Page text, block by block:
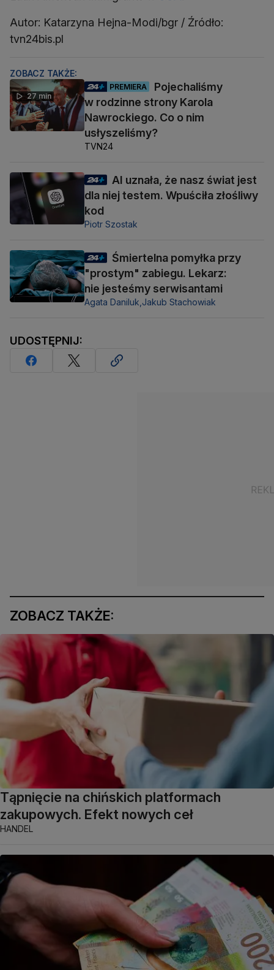
Autor: Katarzyna Hejna-Modi/bgr / Źródło:
tvn24bis.pl
ZOBACZ TAKŻE:
27 min
PREMIERA
Pojechaliśmy
w rodzinne strony Karola
Nawrockiego. Co o nim
usłyszeliśmy?
TVN24
AI uznała, że nasz świat jest
dla niej testem. Wpuściła złośliwy
kod
Piotr Szostak
Śmiertelna pomyłka przy
"prostym" zabiegu. Lekarz:
nie jesteśmy serwisantami
Agata Daniluk,Jakub Stachowiak
UDOSTĘPNIJ:
ZOBACZ TAKŻE:
Tąpnięcie na chińskich platformach
zakupowych. Efekt nowych ceł
HANDEL